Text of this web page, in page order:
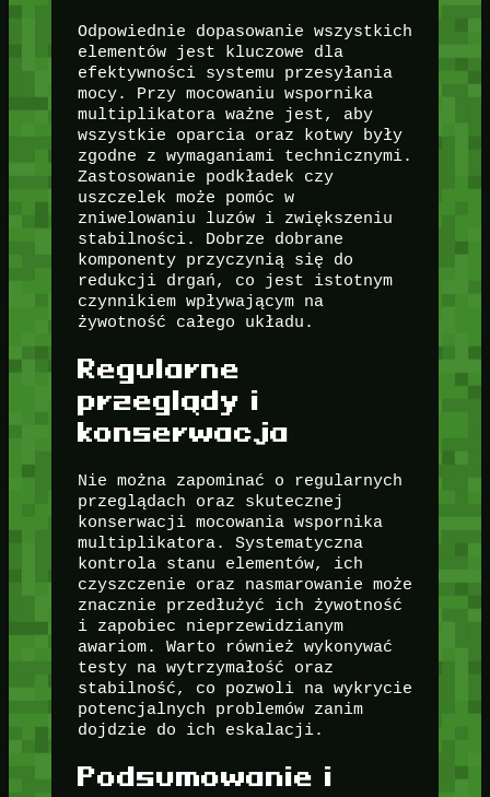
Odpowiednie dopasowanie wszystkich
elementów jest kluczowe dla
efektywności systemu przesyłania
mocy. Przy mocowaniu wspornika
multiplikatora ważne jest, aby
wszystkie oparcia oraz kotwy były
zgodne z wymaganiami technicznymi.
Zastosowanie podkładek czy
uszczelek może pomóc w
zniwelowaniu luzów i zwiększeniu
stabilności. Dobrze dobrane
komponenty przyczynią się do
redukcji drgań, co jest istotnym
czynnikiem wpływającym na
żywotność całego układu.
Regularne
przeglądy i
konserwacja
Nie można zapominać o regularnych
przeglądach oraz skutecznej
konserwacji mocowania wspornika
multiplikatora. Systematyczna
kontrola stanu elementów, ich
czyszczenie oraz nasmarowanie może
znacznie przedłużyć ich żywotność
i zapobiec nieprzewidzianym
awariom. Warto również wykonywać
testy na wytrzymałość oraz
stabilność, co pozwoli na wykrycie
potencjalnych problemów zanim
dojdzie do ich eskalacji.
Podsumowanie i